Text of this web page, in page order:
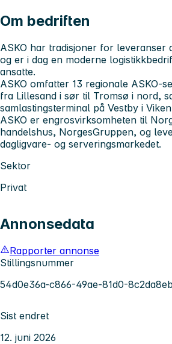
Om bedriften
ASKO har tradisjoner for leveranser
og er i dag en moderne
ansatte.
ASKO omfatter 13 regionale ASKO-
fra Lillesand i sør til Tromsø i nord,
samlastingsterminal på Vestby i
ASKO er engrosvirksomheten til
handelshus, NorgesGruppen, og
dagligvare- og serveringsmarkedet.
Sektor
Privat
Annonsedata
Rapporter annonse
Stillingsnummer
54d0e36a-c866-49ae-81d0-
Sist endret
12. juni 2026